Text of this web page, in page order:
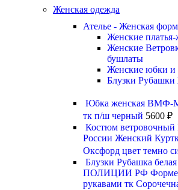
Женская одежда
Ателье - Женская
Женские
Женские
бушлаты
Женские юбки и
Блузки Рубашки
Юбка женская ВМФ-
тк п/ш черный 5600 ₽
Костюм
России Женский
Оксфорд цвет темно
Блузки Рубашка
ПОЛИЦИИ РФ
рукавами тк